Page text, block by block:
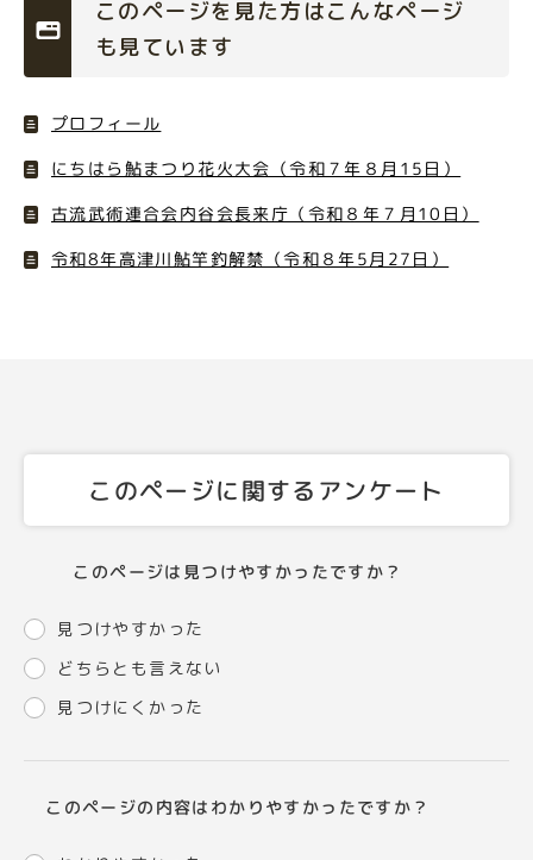
このページを見た方はこんなページ
も見ています
プロフィール
にちはら鮎まつり花火大会（令和７年８月15日）
古流武術連合会内谷会長来庁（令和８年７月10日）
令和8年高津川鮎竿釣解禁（令和８年5月27日）
このページに関するアンケート
このページは見つけやすかったですか？
見つけやすかった
どちらとも言えない
見つけにくかった
このページの内容はわかりやすかったですか？